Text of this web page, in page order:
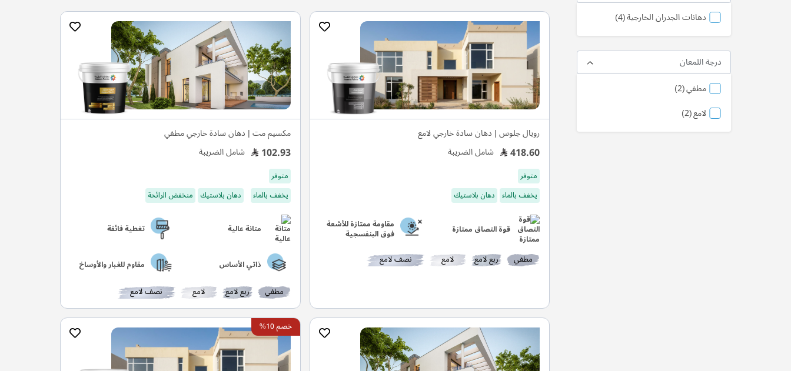
رويال جلوس | دهان سادة خارجي لامع
418.60 شامل الضريبة
متوفر
يخفف بالماء دهان بلاستيك
قوة التصاق ممتازة مقاومة ممتازة للأشعة
فوق البنفسجية
مطفي ربع لامع لامع نصف لامع
مكسيم مت | دهان سادة خارجي مطفي
102.93 شامل الضريبة
متوفر
يخفف بالماء
دهان بلاستيك منخفض الرائحة
متانة عالية تغطية فائقة
ذاتي الأساس مقاوم للغبار والأوساخ
مطفي ربع لامع لامع نصف لامع
خصم 10%
دهانات الجدران الخارجية 4منتج
درجة اللمعان
مطفي 2منتج
لامع 2منتج